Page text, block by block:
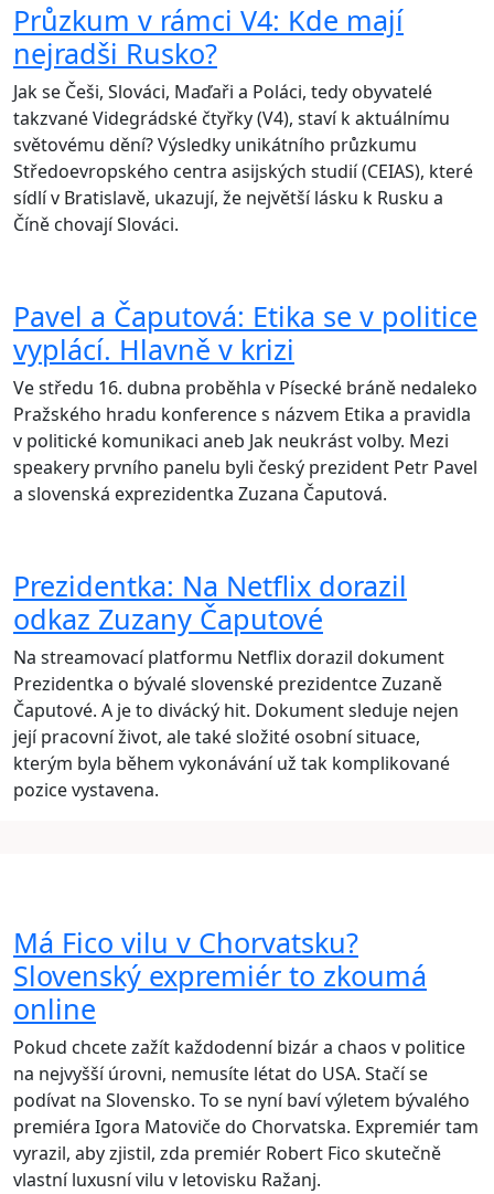
Průzkum v rámci V4: Kde mají
nejradši Rusko?
Jak se Češi, Slováci, Maďaři a Poláci, tedy obyvatelé
takzvané Videgrádské čtyřky (V4), staví k aktuálnímu
světovému dění? Výsledky unikátního průzkumu
Středoevropského centra asijských studií (CEIAS), které
sídlí v Bratislavě, ukazují, že největší lásku k Rusku a
Číně chovají Slováci.
Pavel a Čaputová: Etika se v politice
vyplácí. Hlavně v krizi
Ve středu 16. dubna proběhla v Písecké bráně nedaleko
Pražského hradu konference s názvem Etika a pravidla
v politické komunikaci aneb Jak neukrást volby. Mezi
speakery prvního panelu byli český prezident Petr Pavel
a slovenská exprezidentka Zuzana Čaputová.
Prezidentka: Na Netflix dorazil
odkaz Zuzany Čaputové
Na streamovací platformu Netflix dorazil dokument
Prezidentka o bývalé slovenské prezidentce Zuzaně
Čaputové. A je to divácký hit. Dokument sleduje nejen
její pracovní život, ale také složité osobní situace,
kterým byla během vykonávání už tak komplikované
pozice vystavena.
Má Fico vilu v Chorvatsku?
Slovenský expremiér to zkoumá
online
Pokud chcete zažít každodenní bizár a chaos v politice
na nejvyšší úrovni, nemusíte létat do USA. Stačí se
podívat na Slovensko. To se nyní baví výletem bývalého
premiéra Igora Matoviče do Chorvatska. Expremiér tam
vyrazil, aby zjistil, zda premiér Robert Fico skutečně
vlastní luxusní vilu v letovisku Ražanj.